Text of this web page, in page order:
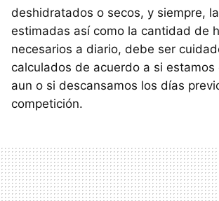
deshidratados o secos, y siempre,
estimadas así como la cantidad de
necesarios a diario, debe ser
calculados de acuerdo a si estamos
aun o si descansamos los días
competición.